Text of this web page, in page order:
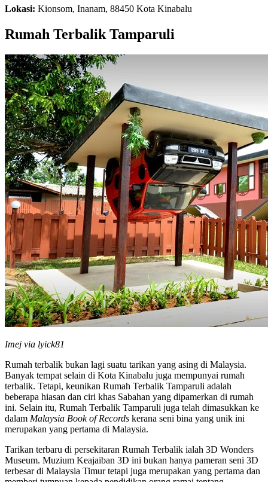
Lokasi: Kionsom, Inanam, 88450 Kota Kinabalu
Rumah Terbalik Tamparuli
Imej via lyick81
Rumah terbalik bukan lagi suatu tarikan yang asing di Malaysia.
Banyak tempat selain di Kota Kinabalu juga mempunyai rumah
terbalik. Tetapi, keunikan Rumah Terbalik Tamparuli adalah
beberapa hiasan dan ciri khas Sabahan yang dipamerkan di rumah
ini. Selain itu, Rumah Terbalik Tamparuli juga telah dimasukkan ke
dalam Malaysia Book of Records kerana seni bina yang unik ini
merupakan yang pertama di Malaysia.
Tarikan terbaru di persekitaran Rumah Terbalik ialah 3D Wonders
Museum. Muzium Keajaiban 3D ini bukan hanya pameran seni 3D
terbesar di Malaysia Timur tetapi juga merupakan yang pertama dan